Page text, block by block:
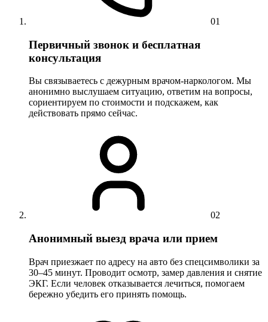
01
Первичный звонок и бесплатная
консультация
Вы связываетесь с дежурным врачом-наркологом. Мы
анонимно выслушаем ситуацию, ответим на вопросы,
сориентируем по стоимости и подскажем, как
действовать прямо сейчас.
02
Анонимный выезд врача или прием
Врач приезжает по адресу на авто без спецсимволики за
30–45 минут. Проводит осмотр, замер давления и снятие
ЭКГ. Если человек отказывается лечиться, помогаем
бережно убедить его принять помощь.